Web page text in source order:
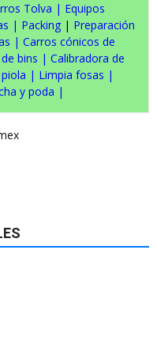
Tolva | Equipos
| Packing | Preparación
| Carros cónicos de
bins | Calibradora de
| Limpia fosas |
y poda |